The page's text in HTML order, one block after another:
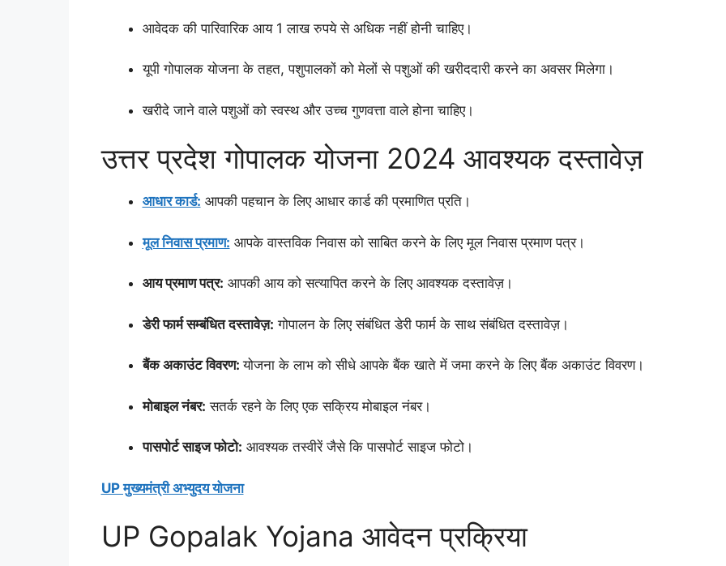
आवेदक की पारिवारिक आय 1 लाख रुपये से अधिक नहीं होनी चाहिए।
यूपी गोपालक योजना के तहत, पशुपालकों को मेलों से पशुओं की खरीददारी करने का अवसर मिलेगा।
खरीदे जाने वाले पशुओं को स्वस्थ और उच्च गुणवत्ता वाले होना चाहिए।
उत्तर प्रदेश गोपालक योजना 2024 आवश्यक दस्तावेज़
आधार कार्ड: आपकी पहचान के लिए आधार कार्ड की प्रमाणित प्रति।
मूल निवास प्रमाण: आपके वास्तविक निवास को साबित करने के लिए मूल निवास प्रमाण पत्र।
आय प्रमाण पत्र: आपकी आय को सत्यापित करने के लिए आवश्यक दस्तावेज़।
डेरी फार्म सम्बंधित दस्तावेज़: गोपालन के लिए संबंधित डेरी फार्म के साथ संबंधित दस्तावेज़।
बैंक अकाउंट विवरण:योजना के लाभ को सीधे आपके बैंक खाते में जमा करने के लिए बैंक अकाउंट विवरण।
मोबाइल नंबर: सतर्क रहने के लिए एक सक्रिय मोबाइल नंबर।
पासपोर्ट साइज फोटो: आवश्यक तस्वीरें जैसे कि पासपोर्ट साइज फोटो।
UP मुख्यमंत्री अभ्युदय योजना
UP Gopalak Yojana आवेदन प्रक्रिया